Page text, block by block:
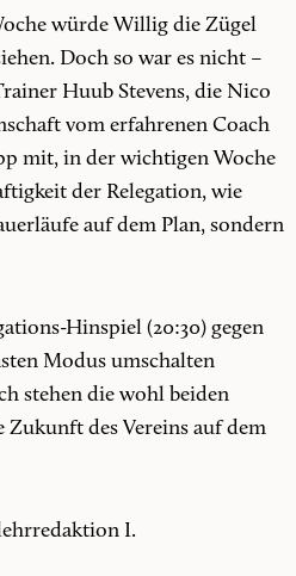
würde Willig die Zügel
Doch so war es nicht –
Huub Stevens, die Nico
vom erfahrenen Coach
mit, in der wichtigen Woche
der Relegation, wie
auf dem Plan, sondern
Hinspiel (20:30) gegen
Modus umschalten
stehen die wohl beiden
Zukunft des Vereins auf dem
I.